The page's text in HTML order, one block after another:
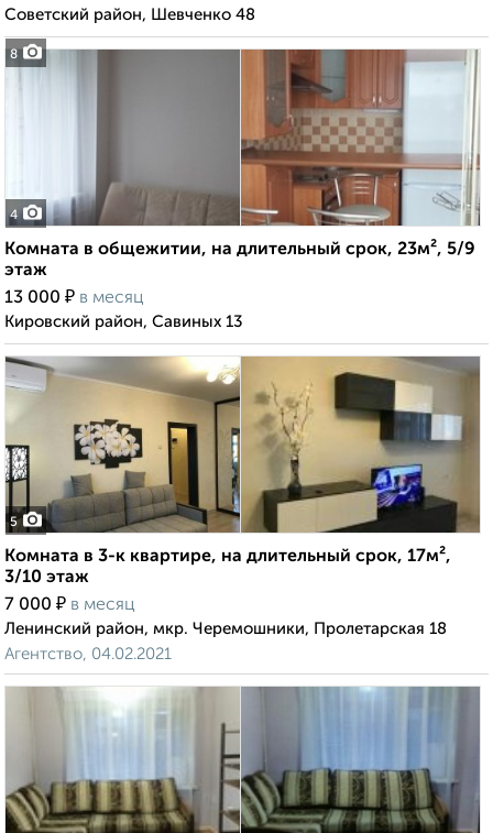
8
Советский район, Шевченко 48
4
Комната в общежитии, на длительный срок, 23м², 5/9
этаж
13 000 ₽ в месяц
Кировский район, Савиных 13
5
Комната в 3-к квартире, на длительный срок, 17м²,
3/10 этаж
7 000 ₽ в месяц
Ленинский район, мкр. Черемошники, Пролетарская 18
Агентство, 04.02.2021